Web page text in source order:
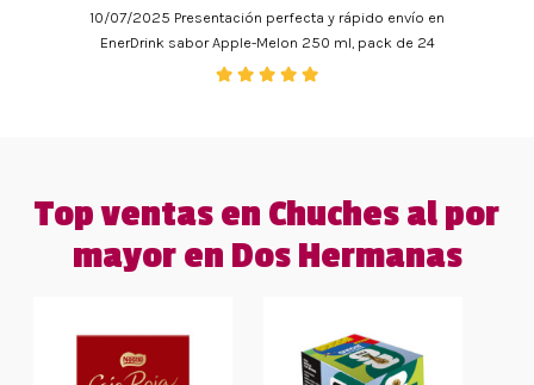
10/07/2025 Presentación perfecta y rápido envío en
EnerDrink sabor Apple-Melon 250 ml, pack de 24
Top ventas en Chuches al por
mayor en Dos Hermanas